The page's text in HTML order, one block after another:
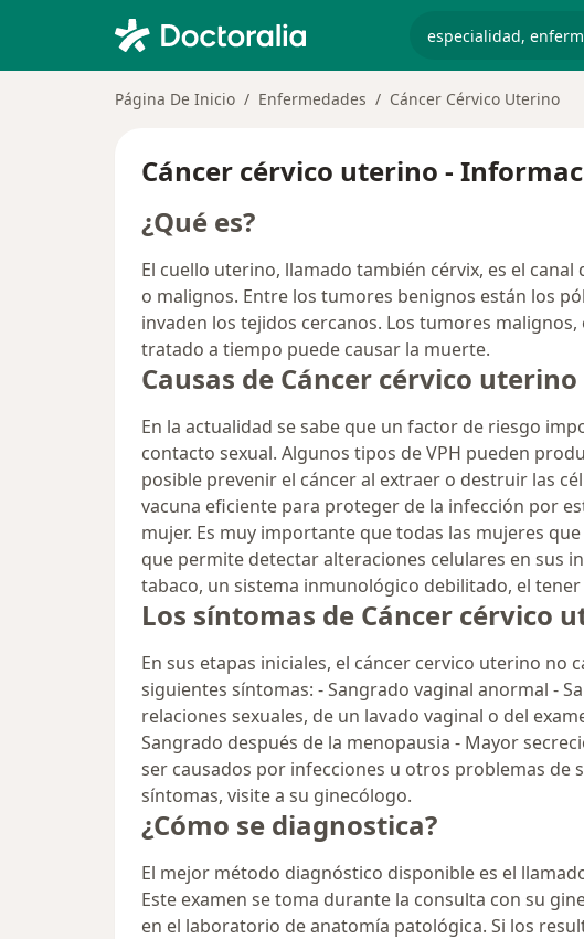
Página De Inicio Enfermedades Cáncer Cérvico Uterino
Cáncer cérvico uterino -
¿Qué es?
El cuello uterino, llamado también cérvix, es el
o malignos. Entre los tumores benignos están los
invaden los tejidos cercanos. Los tumores
tratado a tiempo puede causar la muerte.
Causas de Cáncer cérvico uterino
En la actualidad se sabe que un factor de riesgo
contacto sexual. Algunos tipos de VPH pueden
posible prevenir el cáncer al extraer o destruir las
vacuna eficiente para proteger de la infección por
mujer. Es muy importante que todas las mujeres
que permite detectar alteraciones celulares en sus
tabaco, un sistema inmunológico debilitado, el
Los síntomas de Cáncer cérvico
En sus etapas iniciales, el cáncer cervico uterino
siguientes síntomas: - Sangrado vaginal anormal -
relaciones sexuales, de un lavado vaginal o del
Sangrado después de la menopausia - Mayor
ser causados por infecciones u otros problemas de
síntomas, visite a su ginecólogo.
¿Cómo se diagnostica?
El mejor método diagnóstico disponible es el
Este examen se toma durante la consulta con su
en el laboratorio de anatomía patológica. Si los